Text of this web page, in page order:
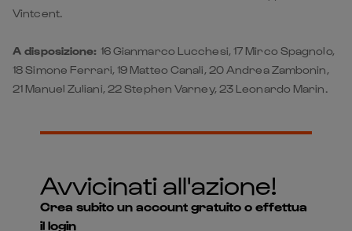
21 Manuel Zuliani, 22 Stephen Varney, 23 Leonardo Marin.
Avvicinati all'azione!
Crea subito un account gratuito o effettua
contenuti sul Torneo - in più, accesso
completo al Fantarugby, al match centre e a
molto altro ancora.